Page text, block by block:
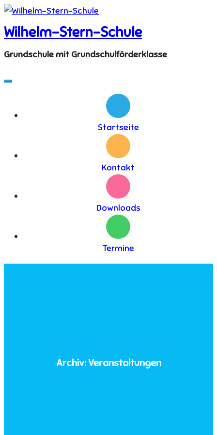
Skip
to
content
Wilhelm-Stern-Schule
Grundschule mit Grundschulförderklasse
Startseite
Kontakt
Downloads
Termine
Archiv: Veranstaltungen